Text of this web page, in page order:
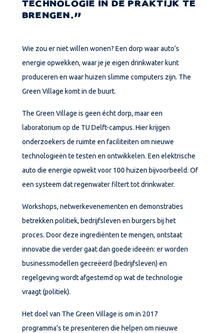
TECHNOLOGIE IN DE PRAKTIJK TE
BRENGEN.
Wie zou er niet willen wonen? Een dorp waar auto’s
energie opwekken, waar je je eigen drinkwater kunt
produceren en waar huizen slimme computers zijn. The
Green Village komt in de buurt.
The Green Village is geen écht dorp, maar een
laboratorium op de TU Delft-campus. Hier krijgen
onderzoekers de ruimte en faciliteiten om nieuwe
technologieën te testen en ontwikkelen. Een elektrische
auto die energie opwekt voor 100 huizen bijvoorbeeld. Of
een systeem dat regenwater filtert tot drinkwater.
Workshops, netwerkevenementen en demonstraties
betrekken politiek, bedrijfsleven en burgers bij het
proces. Door deze ingrediënten te mengen, ontstaat
innovatie die verder gaat dan goede ideeën: er worden
businessmodellen gecreëerd (bedrijfsleven) en
regelgeving wordt afgestemd op wat de technologie
vraagt (politiek).
Het doel van The Green Village is om in 2017
programma’s te presenteren die helpen om nieuwe